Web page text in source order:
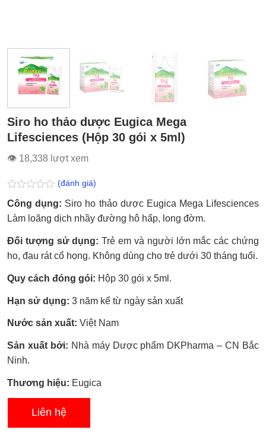
Siro ho thảo dược Eugica Mega
Lifesciences (Hộp 30 gói x 5ml)
👁 18,338 lượt xem
Được
xếp
hạng
5
sao
(đánh giá)
Công dụng: Siro ho thảo dược Eugica Mega Lifesciences
Làm loãng dịch nhầy đường hô hấp, long đờm.
Đối tượng sử dụng: Trẻ em và người lớn mắc các chứng
ho, đau rát cổ họng. Không dùng cho trẻ dưới 30 tháng tuổi.
Quy cách đóng gói: Hộp 30 gói x 5ml.
Hạn sử dụng: 3 năm kể từ ngày sản xuất
Nước sản xuất: Việt Nam
Sản xuất bởi: Nhà máy Dược phẩm DKPharma – CN Bắc
Ninh.
Thương hiệu: Eugica
Liên hệ